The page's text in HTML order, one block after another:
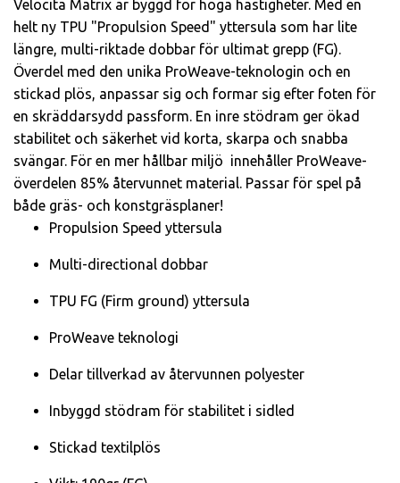
Velocita Matrix är byggd för höga hastigheter. Med en
helt ny TPU "Propulsion Speed" yttersula som har lite
längre, multi-riktade dobbar för ultimat grepp (FG).
Överdel med den unika ProWeave-teknologin och en
stickad plös, anpassar sig och formar sig efter foten för
en skräddarsydd passform. En inre stödram ger ökad
stabilitet och säkerhet vid korta, skarpa och snabba
svängar. För en mer hållbar miljö innehåller ProWeave-
överdelen 85% återvunnet material. Passar för spel på
både gräs- och konstgräsplaner!
Propulsion Speed yttersula
Multi-directional dobbar
TPU FG (Firm ground) yttersula
ProWeave teknologi
Delar tillverkad av återvunnen polyester
Inbyggd stödram för stabilitet i sidled
Stickad textilplös